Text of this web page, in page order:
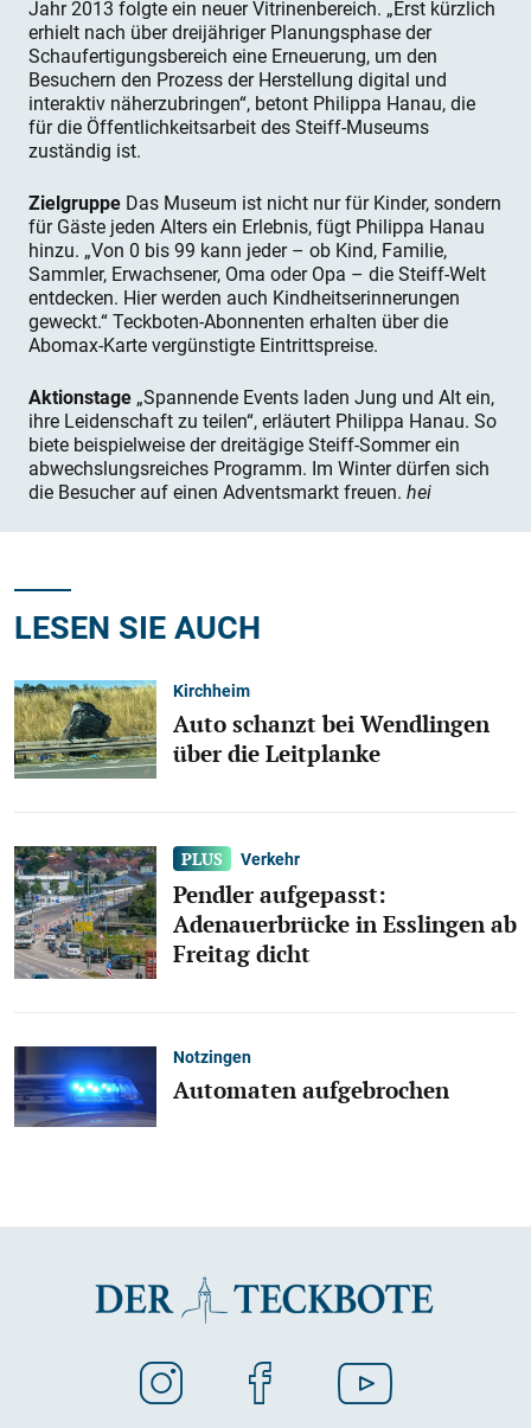
Jahr 2013 folgte ein neuer Vitrinenbereich. „Erst kürzlich
erhielt nach über dreijähriger Planungsphase der
Schaufertigungsbereich eine Erneuerung, um den
Besuchern den Prozess der Herstellung digital und
interaktiv näherzubringen“, betont Philippa Hanau, die
für die Öffentlichkeitsarbeit des Steiff-Museums
zuständig ist.
Zielgruppe Das Museum ist nicht nur für Kinder, sondern
für Gäste jeden Alters ein Erlebnis, fügt Philippa Hanau
hinzu. „Von 0 bis 99 kann jeder – ob Kind, Familie,
Sammler, Erwachsener, Oma oder Opa – die Steiff-Welt
entdecken. Hier werden auch Kindheitserinnerungen
geweckt.“ Teckboten-Abonnenten erhalten über die
Abomax-Karte vergüns­tigte Eintrittspreise.
Aktionstage „Spannende Events laden Jung und Alt ein,
ihre Leidenschaft zu teilen“, erläutert Philippa Hanau. So
biete beispielweise der dreitägige Steiff-Sommer ein
abwechslungsreiches Programm. Im Winter dürfen sich
die Besucher auf einen Adventsmarkt freuen. hei
LESEN SIE AUCH
Kirchheim
Auto schanzt bei Wendlingen
über die Leitplanke
Verkehr
Pendler aufgepasst:
Adenauerbrücke in Esslingen ab
Freitag dicht
Notzingen
Automaten aufgebrochen